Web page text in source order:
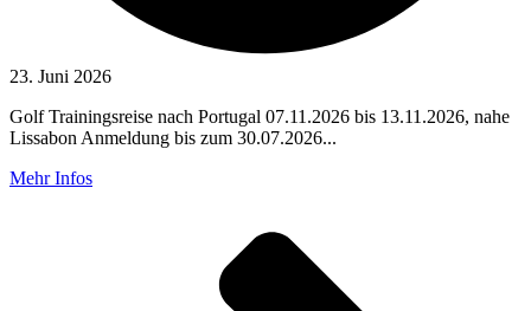
23. Juni 2026
Golf Trainingsreise nach Portugal 07.11.2026 bis 13.11.2026, nahe
Lissabon Anmeldung bis zum 30.07.2026...
Mehr Infos